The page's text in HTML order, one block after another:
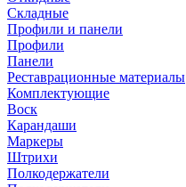
Складные
Профили и панели
Профили
Панели
Реставрационные материалы
Комплектующие
Воск
Карандаши
Маркеры
Штрихи
Полкодержатели